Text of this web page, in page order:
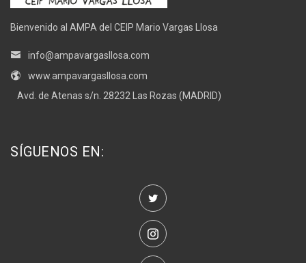
Bienvenido al AMPA del CEIP Mario Vargas Llosa
info@ampavargasllosa.com
www.ampavargasllosa.com
Avd. de Atenas s/n. 28232 Las Rozas (MADRID)
SÍGUENOS EN: